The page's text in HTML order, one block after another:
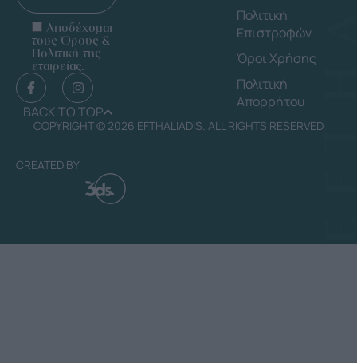
Αποδέχομαι
τους Όρους &
Πολιτική της
εταιρείας.
BACK TO TOP
Πολιτική
Επιστροφών
Όροι Χρήσης
Πολιτική
Απορρήτου
COPYRIGHT © 2026 EFTHALIADIS. ALL RIGHTS RESERVED
CREATED BY